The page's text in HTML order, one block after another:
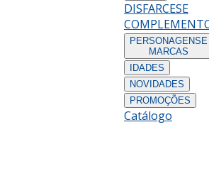
DISFARCESE
PERSONAGENS E
MARCAS
IDADES
NOVIDADES
PROMOÇÕES
Catálogo